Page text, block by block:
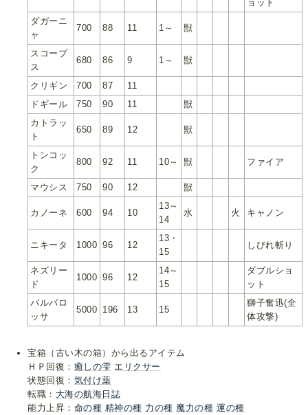
ョット
ダガーニ
ャ
700 88 11 1～ 獣
スコープ
ス
680 86 9 1～ 獣
クリギン 700 87
11
ドギール
750 90 11
獣
カトラッ
ト
650 89 12 獣
トンコッ
ク
800 92 11 10～ 獣 ファイア
マウシス 750 90 12 獣
カノーネ 600 94 10
13～
14
水 火 キャノン
ニキータ 1000 96 12
13・
15
しびれ斬り
ネズリー
ド
1000 96 12
14～
15
ダブルショ
ット
バルバロ
ッサ
5000 196 13 15
獅子奮迅(全
体攻撃)
宝箱（古い木の箱）から出るアイテム
ＨＰ回復： 癒しの雫 エリクサー
状態回復： 気付け薬
転職： 大海の航海日誌
能力上昇： 命の種 精神の種 力の種 魔力の種 運の種